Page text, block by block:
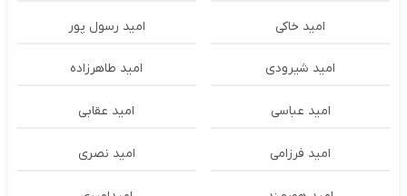
امید خاکی امید رسول پور
امید شیرودی امید طاهرزاده
امید عباسی امید عقابی
امید فرزامی امید نصری